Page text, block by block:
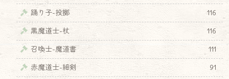
踊り子-投擲
116
黒魔道士-杖
116
召喚士-魔道書
111
赤魔道士-細剣
91